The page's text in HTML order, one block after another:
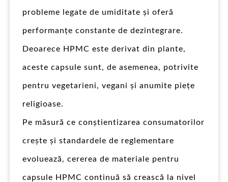
probleme legate de umiditate și oferă
performanțe constante de dezintegrare.
Deoarece HPMC este derivat din plante,
aceste capsule sunt, de asemenea, potrivite
pentru vegetarieni, vegani și anumite piețe
religioase.
Pe măsură ce conștientizarea consumatorilor
crește și standardele de reglementare
evoluează, cererea de materiale pentru
capsule HPMC continuă să crească la nivel